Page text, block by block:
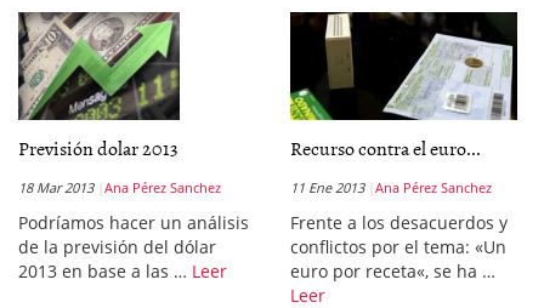
Previsión dolar 2013
18 Mar 2013 Ana Pérez Sanchez
Podríamos hacer un análisis
de la previsión del dólar
2013 en base a las … Leer
Recurso contra el euro...
11 Ene 2013 Ana Pérez Sanchez
Frente a los desacuerdos y
conflictos por el tema: «Un
euro por receta«, se ha …
Leer